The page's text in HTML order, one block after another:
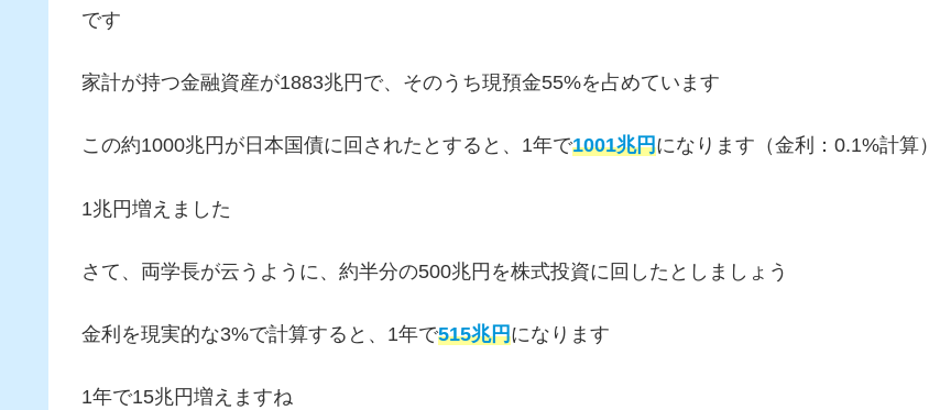
です
家計が持つ金融資産が1883兆円で、そのうち現預金55%を占めています
この約1000兆円が日本国債に回されたとすると、1年で1001兆円になります（金利：0.1%計算）
1兆円増えました
さて、両学長が云うように、約半分の500兆円を株式投資に回したとしましょう
金利を現実的な3%で計算すると、1年で515兆円になります
1年で15兆円増えますね